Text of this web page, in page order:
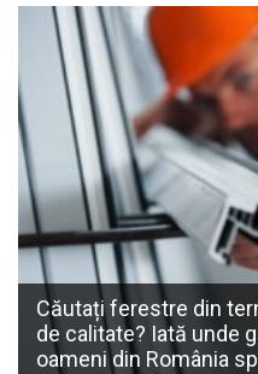
Căutați ferestre din
de calitate? Iată unde
oameni din România